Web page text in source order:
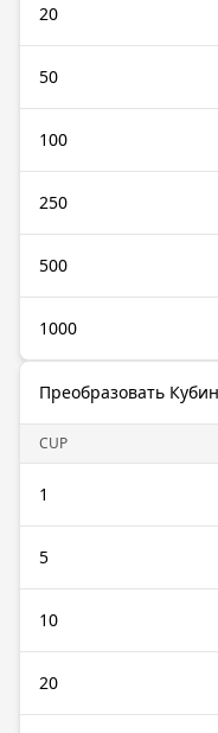
20
50
100
250
500
1000
Преобразовать
CUP
1
5
10
20